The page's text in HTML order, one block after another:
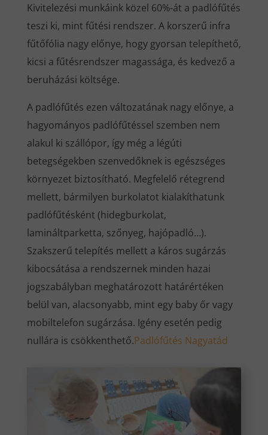
Kivitelezési munkáink közel 60%-át a padlófűtés
teszi ki, mint fűtési rendszer. A korszerű infra
fűtőfólia nagy előnye, hogy gyorsan telepíthető,
kicsi a fűtésrendszer magassága, és kedvező a
beruházási költsége.
A padlófűtés ezen változatának nagy előnye, a
hagyományos padlófűtéssel szemben nem
alakul ki szállópor, így még a légúti
betegségekben szenvedőknek is egészséges
környezet biztosítható. Megfelelő rétegrend
mellett, bármilyen burkolatot kialakíthatunk
padlófűtésként (hidegburkolat,
lamináltparketta, szőnyeg, hajópadló…).
Szakszerű telepítés mellett a káros sugárzás
kibocsátása a rendszernek minden hazai
jogszabályban meghatározott határértéken
belül van, alacsonyabb, mint egy baby őr vagy
mobiltelefon sugárzása. Igény esetén pedig
nullára is csökkenthető.Padlófűtés Nagyatád